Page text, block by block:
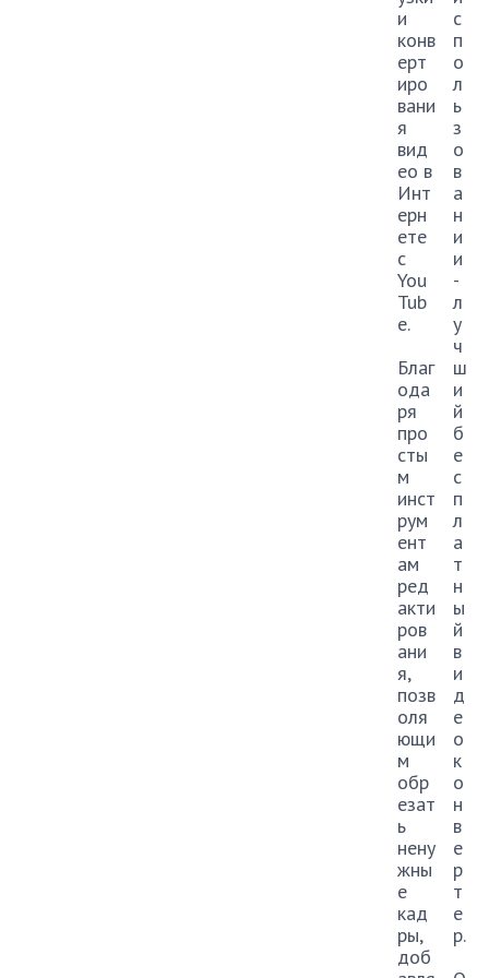
и
конв
ерт
иро
вани
я
вид
ео в
Инт
ерн
ете
с
You
Tub
e.
Благ
ода
ря
про
сты
м
инст
рум
ент
ам
ред
акти
ров
ани
я,
позв
оля
ющи
м
обр
езат
ь
нену
жны
е
кад
ры,
доб
с
п
о
л
ь
з
о
в
а
н
и
и
-
л
у
ч
ш
и
й
б
е
с
п
л
а
т
н
ы
й
в
и
д
е
о
к
о
н
в
е
р
т
е
р.